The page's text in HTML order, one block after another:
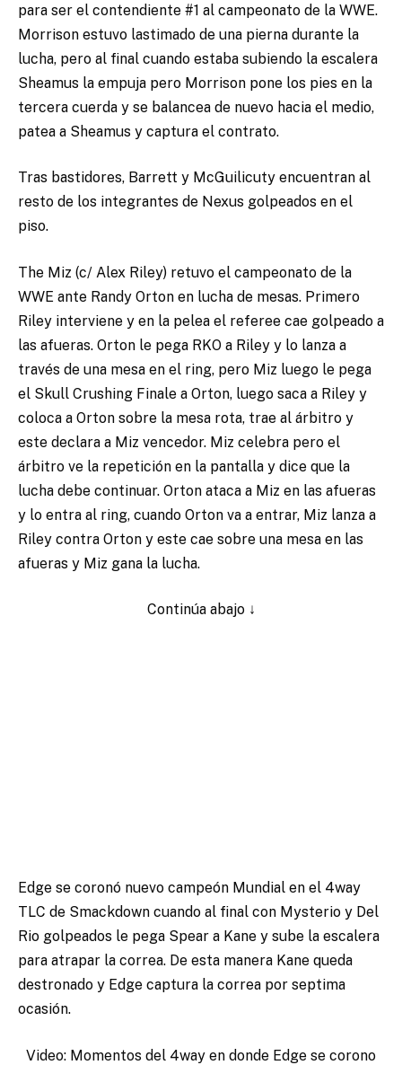
para ser el contendiente #1 al campeonato de la WWE.
Morrison estuvo lastimado de una pierna durante la
lucha, pero al final cuando estaba subiendo la escalera
Sheamus la empuja pero Morrison pone los pies en la
tercera cuerda y se balancea de nuevo hacia el medio,
patea a Sheamus y captura el contrato.
Tras bastidores, Barrett y McGuilicuty encuentran al
resto de los integrantes de Nexus golpeados en el
piso.
The Miz (c/ Alex Riley) retuvo el campeonato de la
WWE ante Randy Orton en lucha de mesas. Primero
Riley interviene y en la pelea el referee cae golpeado a
las afueras. Orton le pega RKO a Riley y lo lanza a
través de una mesa en el ring, pero Miz luego le pega
el Skull Crushing Finale a Orton, luego saca a Riley y
coloca a Orton sobre la mesa rota, trae al árbitro y
este declara a Miz vencedor. Miz celebra pero el
árbitro ve la repetición en la pantalla y dice que la
lucha debe continuar. Orton ataca a Miz en las afueras
y lo entra al ring, cuando Orton va a entrar, Miz lanza a
Riley contra Orton y este cae sobre una mesa en las
afueras y Miz gana la lucha.
Continúa abajo ↓
Edge se coronó nuevo campeón Mundial en el 4way
TLC de Smackdown cuando al final con Mysterio y Del
Rio golpeados le pega Spear a Kane y sube la escalera
para atrapar la correa. De esta manera Kane queda
destronado y Edge captura la correa por septima
ocasión.
Video: Momentos del 4way en donde Edge se corono